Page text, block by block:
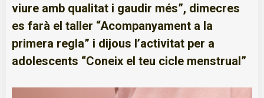
viure amb qualitat i gaudir més”, dimecres
es farà el taller “Acompanyament a la
primera regla” i dijous l’activitat per a
adolescents “Coneix el teu cicle menstrual”